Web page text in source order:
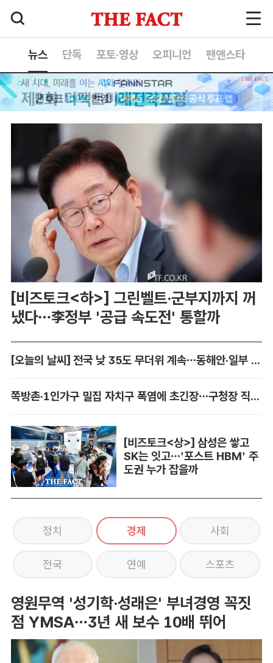
뉴스 단독 포토·영상 오피니언 팬앤스타
[비즈토크<하>] 그린벨트·군부지까지 꺼
냈다…李정부 '공급 속도전' 통할까
[오늘의 날씨] 전국 낮 35도 무더위 계속…동해안·일부 지역 비
쪽방촌·1인가구 밀집 자치구 폭염에 초긴장…구청장 직접 챙긴다
[비즈토크<상>] 삼성은 쌓고
SK는 잇고…'포스트 HBM' 주
도권 누가 잡을까
정치 경제 사회
전국 연예 스포츠
영원무역 '성기학·성래은' 부녀경영 꼭짓
점 YMSA…3년 새 보수 10배 뛰어